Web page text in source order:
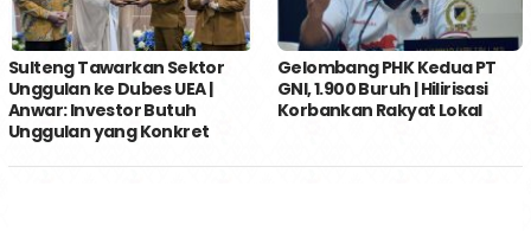
Sulteng Tawarkan Sektor
Unggulan ke Dubes UEA |
Anwar: Investor Butuh
Unggulan yang Konkret
Gelombang PHK Kedua PT
GNI, 1.900 Buruh | Hilirisasi
Korbankan Rakyat Lokal